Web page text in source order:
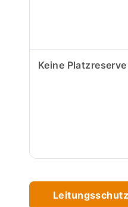
Keine Platzreserve